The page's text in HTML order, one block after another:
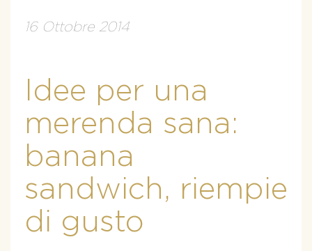
16 Ottobre 2014
Idee per una
merenda sana:
banana
sandwich, riempie
di gusto